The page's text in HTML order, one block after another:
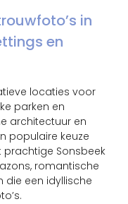
in
en
locaties voor
parken en
architectuur en
populaire keuze
prachtige Sonsbeek
romantische
die een idyllische